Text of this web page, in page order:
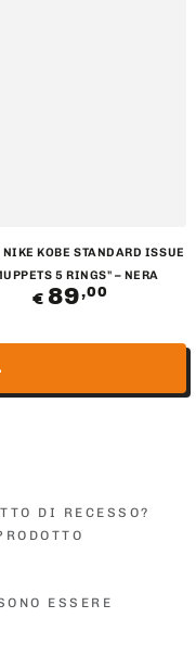
NIKE KOBE STANDARD ISSUE
5 RINGS" – NERA
Regular
price
€ 89,00
DI RECESSO?
ESSERE